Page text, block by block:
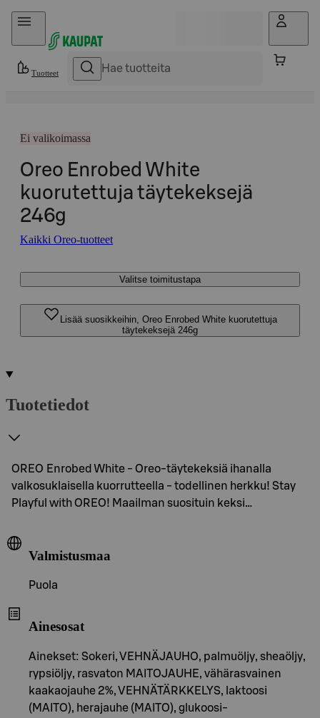
Hyppää sisältöön
Tuotteet
Ei valikoimassa
Oreo Enrobed White
kuorutettuja täytekeksejä
246g
Kaikki Oreo-tuotteet
Valitse toimitustapa
Lisää suosikkeihin, Oreo Enrobed White kuorutettuja
täytekeksejä 246g
Tuotetiedot
OREO Enrobed White - Oreo-täytekeksiä ihanalla
valkosuklaisella kuorrutteella - todellinen herkku! Stay
Playful with OREO! Maailman suosituin keksi…
Valmistusmaa
Puola
Ainesosat
Ainekset: Sokeri, VEHNÄJAUHO, palmuöljy, sheaöljy,
rypsiöljy, rasvaton MAITOJAUHE, vähärasvainen
kaakaojauhe 2%, VEHNÄTÄRKKELYS, laktoosi
(MAITO), herajauhe (MAITO), glukoosi-